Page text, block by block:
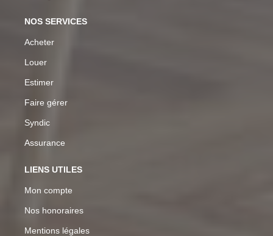
NOS SERVICES
Acheter
Louer
Estimer
Faire gérer
Syndic
Assurance
LIENS UTILES
Mon compte
Nos honoraires
Mentions légales